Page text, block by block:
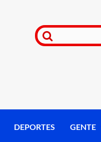
DEPORTES GENTE